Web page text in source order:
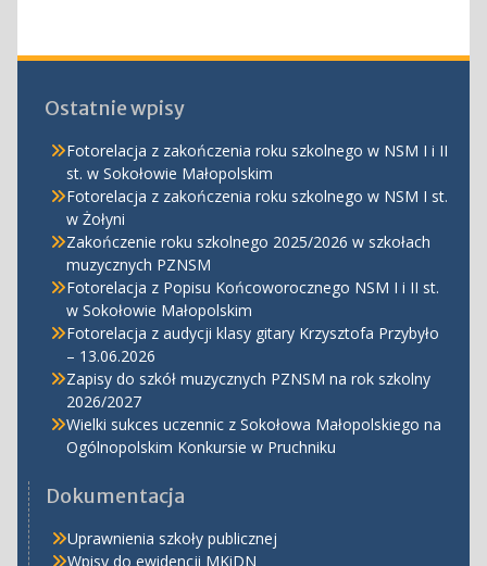
Ostatnie wpisy
Fotorelacja z zakończenia roku szkolnego w NSM I i II
st. w Sokołowie Małopolskim
Fotorelacja z zakończenia roku szkolnego w NSM I st.
w Żołyni
Zakończenie roku szkolnego 2025/2026 w szkołach
muzycznych PZNSM
Fotorelacja z Popisu Końcoworocznego NSM I i II st.
w Sokołowie Małopolskim
Fotorelacja z audycji klasy gitary Krzysztofa Przybyło
– 13.06.2026
Zapisy do szkół muzycznych PZNSM na rok szkolny
2026/2027
Wielki sukces uczennic z Sokołowa Małopolskiego na
Ogólnopolskim Konkursie w Pruchniku
Dokumentacja
Uprawnienia szkoły publicznej
Wpisy do ewidencji MKiDN